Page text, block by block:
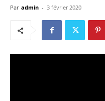
Par admin - 3 février 2020